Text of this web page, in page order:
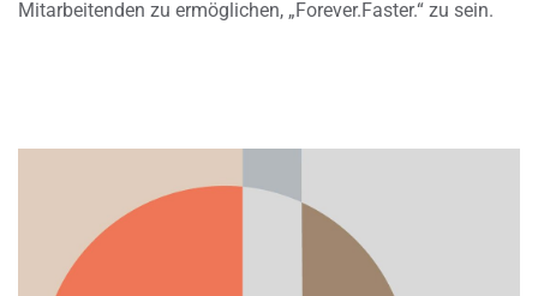
Mitarbeitenden zu ermöglichen, „Forever.Faster.“ zu sein.